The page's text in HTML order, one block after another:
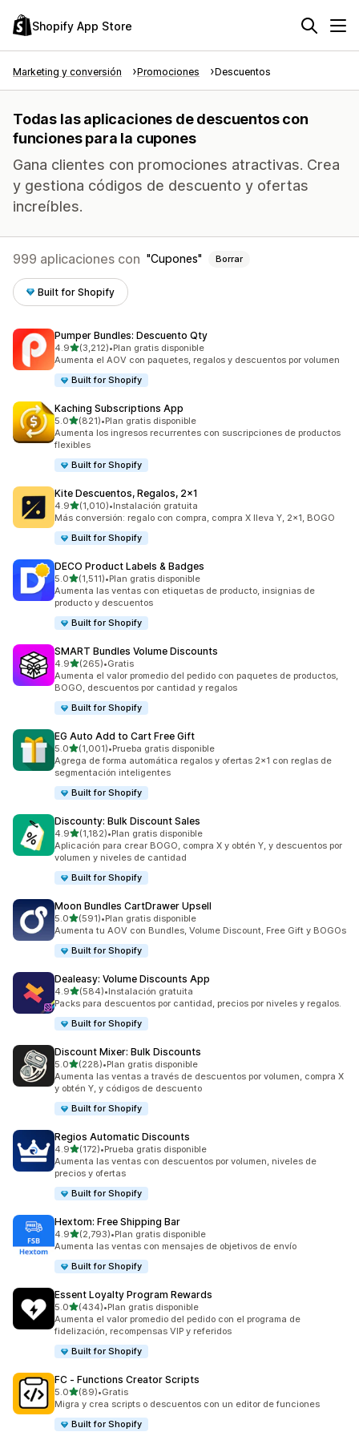
Shopify App Store
Marketing y conversión Promociones Descuentos
Todas las aplicaciones de descuentos con
funciones para la cupones
Gana clientes con promociones atractivas. Crea
y gestiona códigos de descuento y ofertas
increíbles.
999 aplicaciones con Cupones Borrar
Built for Shopify
Pumper Bundles: Descuento Qty
4.9de 5 estrellas
(3,212)
3212 reseñas en total
•Plan gratis disponible
Aumenta el AOV con paquetes, regalos y descuentos por volumen
Built for Shopify
Kaching Subscriptions App
5.0de 5 estrellas
(821)
821 reseñas en total
•Plan gratis disponible
Aumenta los ingresos recurrentes con suscripciones de productos
flexibles
Built for Shopify
Kite Descuentos, Regalos, 2x1
4.9de 5 estrellas
(1,010)
1010 reseñas en total
•Instalación gratuita
Más conversión: regalo con compra, compra X lleva Y, 2x1, BOGO
Built for Shopify
DECO Product Labels & Badges
5.0de 5 estrellas
(1,511)
1511 reseñas en total
•Plan gratis disponible
Aumenta las ventas con etiquetas de producto, insignias de
producto y descuentos
Built for Shopify
SMART Bundles Volume Discounts
4.9de 5 estrellas
(265)
265 reseñas en total
•Gratis
Aumenta el valor promedio del pedido con paquetes de productos,
BOGO, descuentos por cantidad y regalos
Built for Shopify
EG Auto Add to Cart Free Gift
5.0de 5 estrellas
(1,001)
1001 reseñas en total
•Prueba gratis disponible
Agrega de forma automática regalos y ofertas 2x1 con reglas de
segmentación inteligentes
Built for Shopify
Discounty: Bulk Discount Sales
4.9de 5 estrellas
(1,182)
1182 reseñas en total
•Plan gratis disponible
Aplicación para crear BOGO, compra X y obtén Y, y descuentos por
volumen y niveles de cantidad
Built for Shopify
Moon Bundles CartDrawer Upsell
5.0de 5 estrellas
(591)
591 reseñas en total
•Plan gratis disponible
Aumenta tu AOV con Bundles, Volume Discount, Free Gift y BOGOs
Built for Shopify
Dealeasy: Volume Discounts App
4.9de 5 estrellas
(584)
584 reseñas en total
•Instalación gratuita
Packs para descuentos por cantidad, precios por niveles y regalos.
Built for Shopify
Discount Mixer: Bulk Discounts
5.0de 5 estrellas
(228)
228 reseñas en total
•Plan gratis disponible
Aumenta las ventas a través de descuentos por volumen, compra X
y obtén Y, y códigos de descuento
Built for Shopify
Regios Automatic Discounts
4.9de 5 estrellas
(172)
172 reseñas en total
•Prueba gratis disponible
Aumenta las ventas con descuentos por volumen, niveles de
precios y ofertas
Built for Shopify
Hextom: Free Shipping Bar
4.9de 5 estrellas
(2,793)
2793 reseñas en total
•Plan gratis disponible
Aumenta las ventas con mensajes de objetivos de envío
Built for Shopify
Essent Loyalty Program Rewards
5.0de 5 estrellas
(434)
434 reseñas en total
•Plan gratis disponible
Aumenta el valor promedio del pedido con el programa de
fidelización, recompensas VIP y referidos
Built for Shopify
FC ‑ Functions Creator Scripts
5.0de 5 estrellas
(89)
89 reseñas en total
•Gratis
Migra y crea scripts o descuentos con un editor de funciones
Built for Shopify